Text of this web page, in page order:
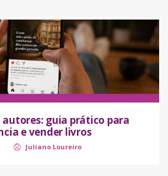
guia prático para
e vender livros
Juliano Loureiro